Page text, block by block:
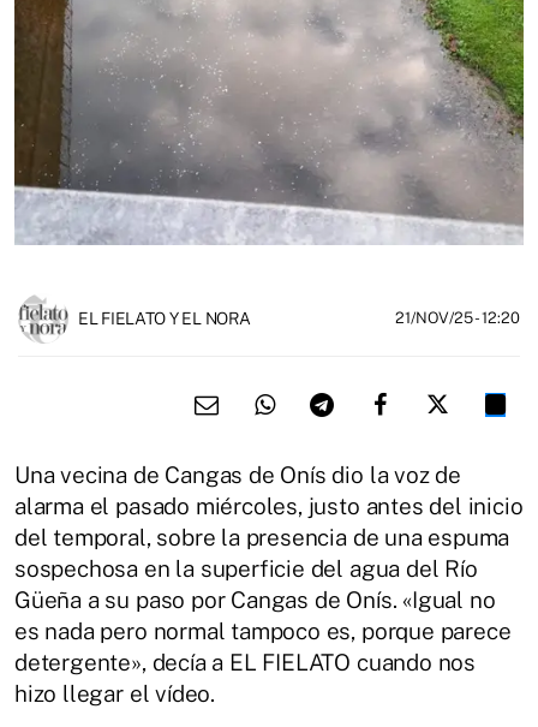
EL FIELATO Y EL NORA 21/NOV/25- 12:20
Una vecina de Cangas de Onís dio la voz de
alarma el pasado miércoles, justo antes del inicio
del temporal, sobre la presencia de una espuma
sospechosa en la superficie del agua del Río
Güeña a su paso por Cangas de Onís. «Igual no
es nada pero normal tampoco es, porque parece
detergente», decía a EL FIELATO cuando nos
hizo llegar el vídeo.